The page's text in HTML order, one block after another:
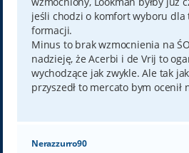
jeśli chodzi o komfort wyboru dla
formacji.
Minus to brak wzmocnienia na
nadzieję, że Acerbi i de Vrij to
wychodzące jak zwykle. Ale tak
przyszedł to mercato bym ocenił
Nerazzurro90